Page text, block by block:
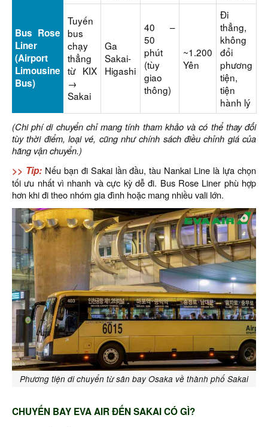
Bus Rose
Liner
(Airport
Limousine
Bus)
Tuyến
bus
chạy
thẳng
từ KIX
→
Sakai
Ga
Sakai-
Higashi
40 –
50
phút
(tùy
giao
thông)
~1.200
Yên
Đi
thẳng,
không
đổi
phương
tiện,
tiện
hành lý
(Chi phí di chuyển chỉ mang tính tham khảo và có thể thay đổi
tùy thời điểm, loại vé, cũng như chính sách điều chỉnh giá của
hãng vận chuyển.)
>> Tip:Nếu bạn đi Sakai lần đầu, tàu Nankai Line là lựa chọn
tối ưu nhất vì nhanh và cực kỳ dễ đi. Bus Rose Liner phù hợp
hơn khi đi theo nhóm gia đình hoặc mang nhiều vali lớn.
Phương tiện di chuyển từ sân bay Osaka về thành phố Sakai
CHUYẾN BAY EVA AIR ĐẾN SAKAI CÓ GÌ?